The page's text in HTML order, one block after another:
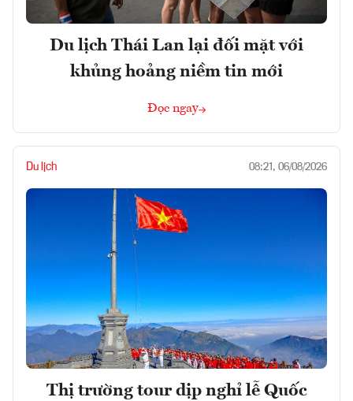
Du lịch Thái Lan lại đối mặt với
khủng hoảng niềm tin mới
Đọc ngay
Du lịch 08:21, 06/08/2026
Thị trường tour dịp nghỉ lễ Quốc